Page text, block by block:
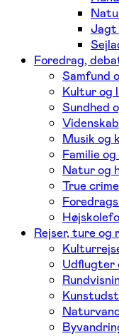
Jagt
Foredrag,
Samfund
Kultur og
Sundhed
Musik og
Familie
Natur og
True crime
Rejser, ture og
Udflugter